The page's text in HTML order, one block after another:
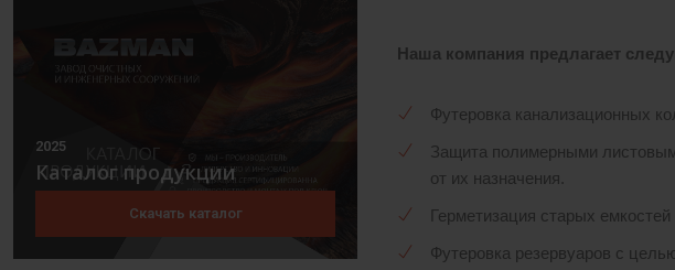
2025
Каталог продукции
Скачать каталог
Наша компания предлагает
Футеровка канализационных
Защита полимерными
от их назначения.
Герметизация старых
Футеровка резервуаров с